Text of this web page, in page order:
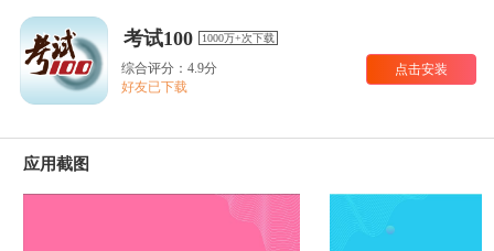
考试100 1000万+次下载
综合评分：4.9分
好友已下载
点击安装
应用截图